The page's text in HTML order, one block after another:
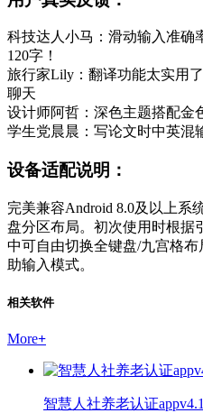
科技达人小马：滑动输入准确
120字！
旅行家Lily：翻译功能太实用
聊天
设计师阿哲：深色主题搭配金
学生党晨晨：写论文时中英混
设备适配说明：
完美兼容Android 8.0及以上系
盘分区布局。初次使用时根据
中可自由切换全键盘/九宫格
助输入模式。
相关软件
More+
智慧人社养老认证